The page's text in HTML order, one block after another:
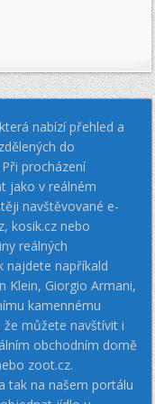
nabízí přehled a
do
procházení
jako v reálném
navštěvované e-
kosik.cz nebo
reálných
najdete napříkald
Klein, Giorgio Armani,
kamennému
můžete navštívit i
obchodním domě
zoot.cz.
tak na našem portálu